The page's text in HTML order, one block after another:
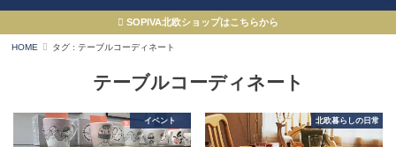
SOPIVA北欧ショップはこちらから
HOME タグ : テーブルコーディネート
テーブルコーディネート
イベント 北欧暮らしの日常